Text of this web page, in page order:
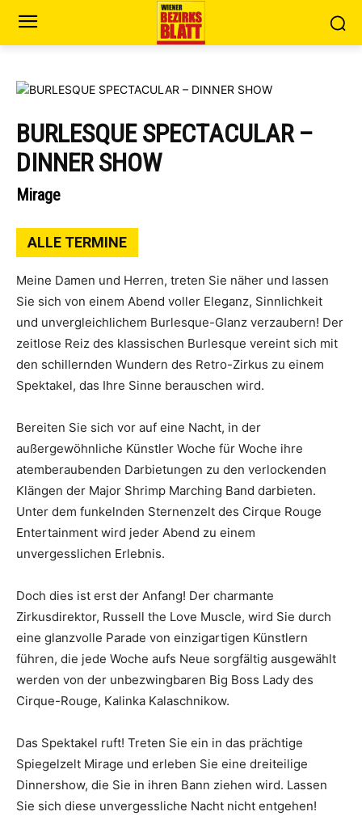
BURLESQUE SPECTACULAR –
DINNER SHOW
Mirage
ALLE TERMINE
Meine Damen und Herren, treten Sie näher und lassen
Sie sich von einem Abend voller Eleganz, Sinnlichkeit
und unvergleichlichem Burlesque-Glanz verzaubern! Der
zeitlose Reiz des klassischen Burlesque vereint sich mit
den schillernden Wundern des Retro-Zirkus zu einem
Spektakel, das Ihre Sinne berauschen wird.
Bereiten Sie sich vor auf eine Nacht, in der
außergewöhnliche Künstler Woche für Woche ihre
atemberaubenden Darbietungen zu den verlockenden
Klängen der Major Shrimp Marching Band darbieten.
Unter dem funkelnden Sternenzelt des Cirque Rouge
Entertainment wird jeder Abend zu einem
unvergesslichen Erlebnis.
Doch dies ist erst der Anfang! Der charmante
Zirkusdirektor, Russell the Love Muscle, wird Sie durch
eine glanzvolle Parade von einzigartigen Künstlern
führen, die jede Woche aufs Neue sorgfältig ausgewählt
werden von der unbezwingbaren Big Boss Lady des
Cirque-Rouge, Kalinka Kalaschnikow.
Das Spektakel ruft! Treten Sie ein in das prächtige
Spiegelzelt Mirage und erleben Sie eine dreiteilige
Dinnershow, die Sie in ihren Bann ziehen wird. Lassen
Sie sich diese unvergessliche Nacht nicht entgehen!